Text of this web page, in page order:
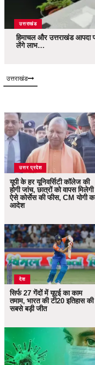
उत्तराखंड
हिमाचल और उत्तराखंड
लेंगे लाभ…
उत्तराखंड
उत्तर प्रदेश
यूपी के हर यूनिवर्सिटी कॉलेज की
होगी जांच, छात्रों को वापस मिलेगी
ऐसे कोर्सेस की फीस, CM योगी
आदेश
देश
सिर्फ 27 गेंदों में यूएई का काम
तमाम, भारत की टी20 इतिहास की
सबसे बड़ी जीत